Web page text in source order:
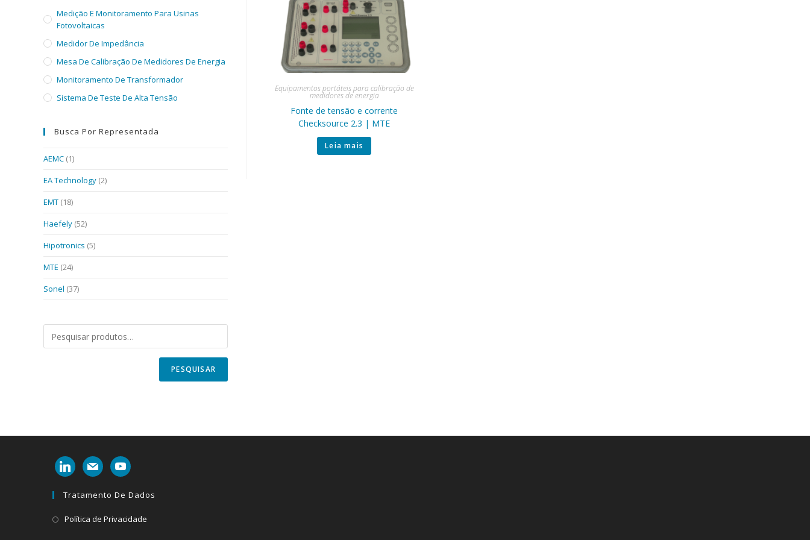
Equipamentos portáteis para calibração de
medidores de energia
Fonte de tensão e corrente
Checksource 2.3 | MTE
Leia mais
Medição E Monitoramento Para Usinas
Fotovoltaicas
Medidor De Impedância
Mesa De Calibração De Medidores De Energia
Monitoramento De Transformador
Sistema De Teste De Alta Tensão
Busca Por Representada
AEMC (1)
EA Technology (2)
EMT (18)
Haefely (52)
Hipotronics (5)
MTE (24)
Sonel (37)
PESQUISAR
linkedinmail youtube
Tratamento De Dados
Política de Privacidade